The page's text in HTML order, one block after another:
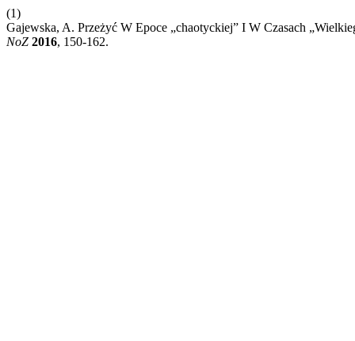
(1)
Gajewska, A. Przeżyć W Epoce „chaotyckiej” I W Czasach
NoZ 2016, 150-162.